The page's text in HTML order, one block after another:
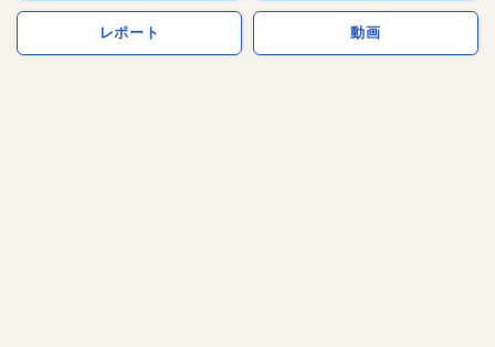
レポート 動画